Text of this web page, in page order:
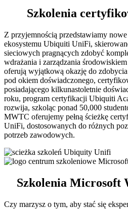
Szkolenia
Z przyjemnością przedstawiamy
ekosystemu Ubiquiti UniFi,
sieciowych pragnących zdobyć
wdrażania i zarządzania
oferują wyjątkową okazję do
pod okiem doświadczonego,
posiadającego kilkunastoletnie
roku, program certyfikacji Ubiquiti
rozwija, szkoląc ponad 50,000
MWTC oferujemy pełną ścieżkę
UniFi, dostosowanych do różnych
potrzeb zawodowych.
Szkolenia Microsoft
Czy marzysz o tym, aby stać się